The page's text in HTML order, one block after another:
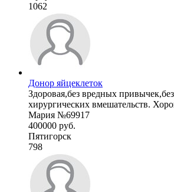
1062
Донор яйцеклеток
Здоровая,без вредных
хирургических вмешательств.
Мария №69917
400000 руб.
Пятигорск
798